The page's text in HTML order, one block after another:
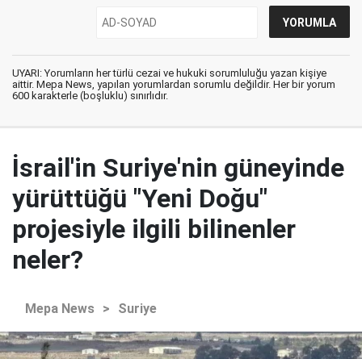
UYARI: Yorumların her türlü cezai ve hukuki sorumluluğu yazan kişiye
aittir. Mepa News, yapılan yorumlardan sorumlu değildir. Her bir yorum
600 karakterle (boşluklu) sınırlıdır.
İsrail'in Suriye'nin güneyinde
yürüttüğü "Yeni Doğu"
projesiyle ilgili bilinenler
neler?
Mepa News > Suriye